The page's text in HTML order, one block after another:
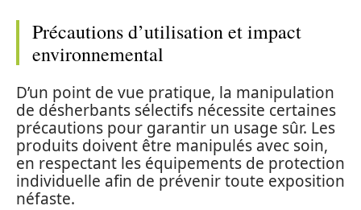
Précautions d’utilisation et impact
environnemental
D’un point de vue pratique, la manipulation
de désherbants sélectifs nécessite certaines
précautions pour garantir un usage sûr. Les
produits doivent être manipulés avec soin,
en respectant les équipements de protection
individuelle afin de prévenir toute exposition
néfaste.